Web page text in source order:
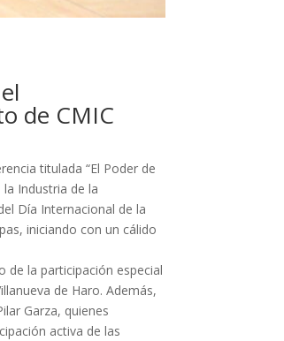
de CMIC
titulada “El Poder de
Industria de la
Día Internacional de la
iniciando con un cálido
de la participación especial
de Haro. Además,
Garza, quienes
activa de las